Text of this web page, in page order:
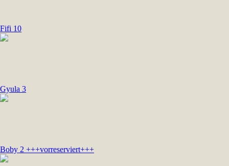
Fifi 10
Gyula 3
Boby 2 +++vorreserviert+++